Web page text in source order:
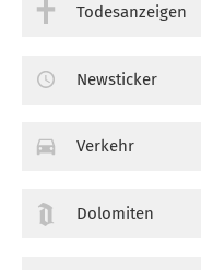
Todesanzeigen
Newsticker
Verkehr
Dolomiten